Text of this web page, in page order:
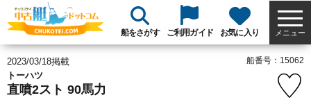
船をさがす ご利用ガイド お気に入り メニュー
2023/03/18掲載
トーハツ
直噴2スト 90馬力
船番号：15062